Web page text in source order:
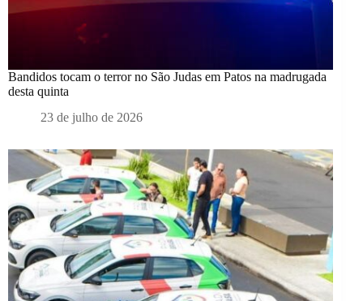
Bandidos tocam o terror no São Judas em Patos na madrugada
desta quinta
23 de julho de 2026